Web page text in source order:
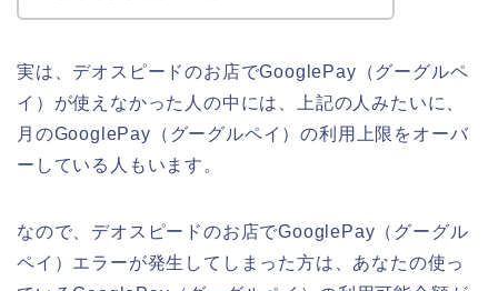
実は、デオスピードのお店でGooglePay（グーグルペ
イ）が使えなかった人の中には、上記の人みたいに、
月のGooglePay（グーグルペイ）の利用上限をオーバ
ーしている人もいます。
なので、デオスピードのお店でGooglePay（グーグル
ペイ）エラーが発生してしまった方は、あなたの使っ